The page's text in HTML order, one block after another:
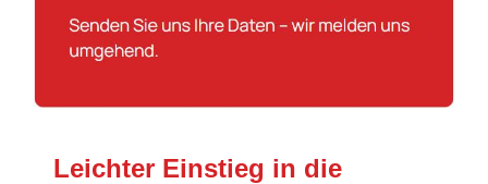
Leichter Einstieg in die